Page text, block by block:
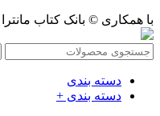
با همکاری © بانک کتاب
دسته بندی
دسته بندی +